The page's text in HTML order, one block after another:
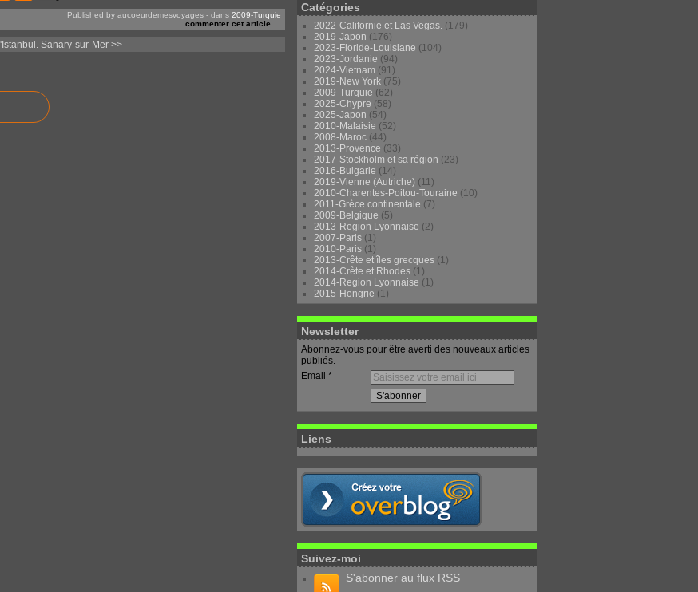
Published by aucoeurdemesvoyages - dans 2009-Turquie
commenter cet article
Sanary-sur-Mer >>
Catégories
2022-Californie et Las Vegas. (179)
2019-Japon (176)
2023-Floride-Louisiane (104)
2023-Jordanie (94)
2024-Vietnam (91)
2019-New York (75)
2009-Turquie (62)
2025-Chypre (58)
2025-Japon (54)
2010-Malaisie (52)
2008-Maroc (44)
2013-Provence (33)
2017-Stockholm et sa région (23)
2016-Bulgarie (14)
2019-Vienne (Autriche) (11)
2010-Charentes-Poitou-Touraine (10)
2011-Grèce continentale (7)
2009-Belgique (5)
2013-Region Lyonnaise (2)
2007-Paris (1)
2010-Paris (1)
2013-Crête et îles grecques (1)
2014-Crète et Rhodes (1)
2014-Region Lyonnaise (1)
2015-Hongrie (1)
Newsletter
Abonnez-vous pour être averti des nouveaux articles
publiés.
Email
Liens
Suivez-moi
S'abonner au flux RSS